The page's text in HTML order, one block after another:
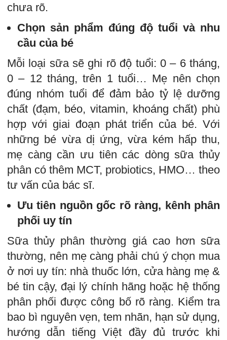
chưa rõ.
Chọn sản phẩm đúng độ tuổi và nhu
cầu của bé
Mỗi loại sữa sẽ ghi rõ độ tuổi: 0 – 6 tháng,
0 – 12 tháng, trên 1 tuổi… Mẹ nên chọn
đúng nhóm tuổi để đảm bảo tỷ lệ dưỡng
chất (đạm, béo, vitamin, khoáng chất) phù
hợp với giai đoạn phát triển của bé. Với
những bé vừa dị ứng, vừa kém hấp thu,
mẹ càng cần ưu tiên các dòng sữa thủy
phân có thêm MCT, probiotics, HMO… theo
tư vấn của bác sĩ.
Ưu tiên nguồn gốc rõ ràng, kênh phân
phối uy tín
Sữa thủy phân thường giá cao hơn sữa
thường, nên mẹ càng phải chú ý chọn mua
ở nơi uy tín: nhà thuốc lớn, cửa hàng mẹ &
bé tin cậy, đại lý chính hãng hoặc hệ thống
phân phối được công bố rõ ràng. Kiểm tra
bao bì nguyên vẹn, tem nhãn, hạn sử dụng,
hướng dẫn tiếng Việt đầy đủ trước khi